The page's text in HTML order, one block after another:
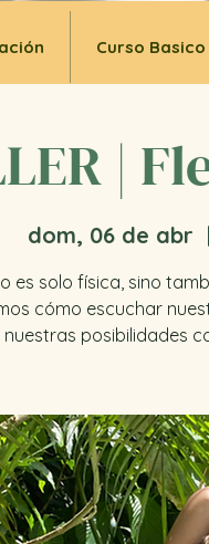
Curso
|
dom, 06 de abr
es solo física, sino
cómo escuchar
posibilidades